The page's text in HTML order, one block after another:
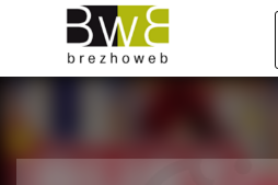
Ken Tuch' 317 – Pizza klok